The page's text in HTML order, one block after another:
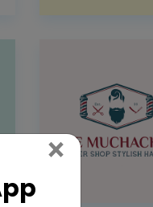
× Close